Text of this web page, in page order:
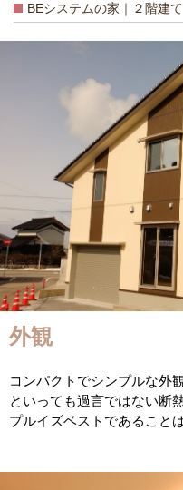
BEシステムの家｜２階建て
外観
コンパクトでシンプルな外
といっても過言ではない断
プルイズベストであること